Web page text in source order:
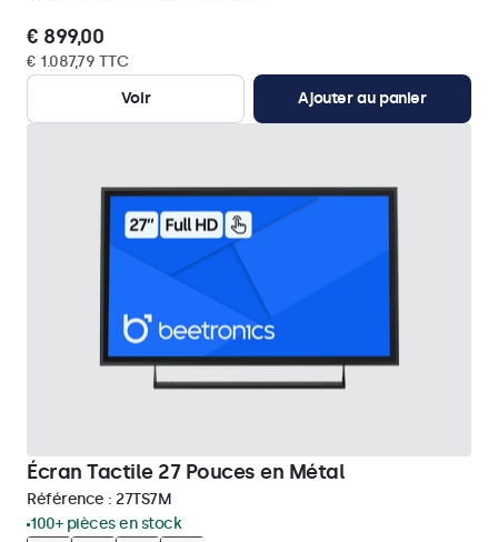
€ 899,00
€ 1.087,79 TTC
Voir
Ajouter au panier
Écran Tactile 27 Pouces en Métal
Référence : 27TS7M
100+ pièces en stock